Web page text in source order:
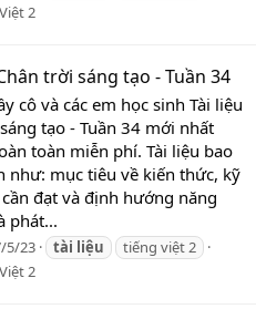
2
trời sáng tạo - Tuần 34
cô và các em học sinh Tài liệu
tạo - Tuần 34 mới nhất
toàn miễn phí. Tài liệu bao
như: mục tiêu về kiến thức, kỹ
đạt và định hướng năng
phát...
5/23 tài liệu
tiếng việt 2
2